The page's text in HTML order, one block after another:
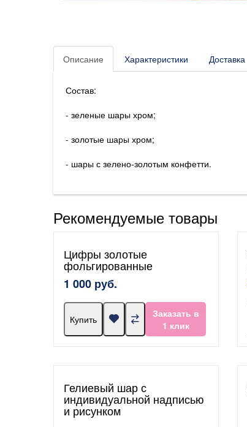
Описание Характеристики Доставка
Состав:
- зеленые шары хром;
- золотые шары хром;
- шары с зелено-золотым конфетти.
Рекомендуемые товары
Цифры золотые
фольгированные
1 000 руб.
Купить
Заказать в
1 клик
Гелиевый шар с
индивидуальной надписью
и рисунком